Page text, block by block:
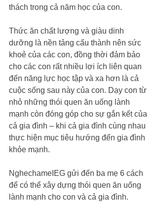
thách trong cả năm học của con.
Thức ăn chất lượng và giàu dinh
dưỡng là nền tảng cấu thành nên sức
khoẻ của các con, đồng thời đảm bảo
cho các con rất nhiều lợi ích liên quan
đến năng lực học tập và xa hơn là cả
cuộc sống sau này của con. Dạy con từ
nhỏ những thói quen ăn uống lành
mạnh còn đóng góp cho sự gắn kết của
cả gia đình – khi cả gia đình cùng nhau
thực hiện mục tiêu hướng đến gia đình
khỏe mạnh.
NghechameIEG gửi đến ba mẹ 6 cách
để có thể xây dựng thói quen ăn uống
lành mạnh cho con và cả gia đình.